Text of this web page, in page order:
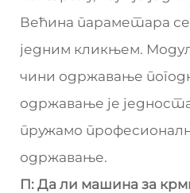
Већина параметара
једним кликњем.
чини одржавање
одржавање је
пружамо
одржавање.
П: Да ли машина за